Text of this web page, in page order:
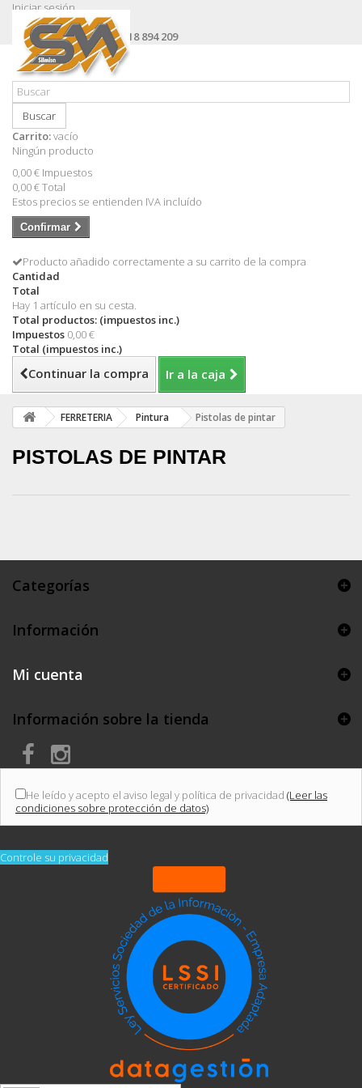
Iniciar sesión
Contacte con nosotros
Llámanos ahora:+34 618 894 209
Buscar
Carrito:vacío
Ningún producto
0,00 € Impuestos
0,00 €Total
Estos precios se entienden IVA incluído
Confirmar
Producto añadido correctamente a su carrito de la compra
Cantidad
Total
Hay 1 artículo en su cesta.
Total productos: (impuestos inc.)
Impuestos 0,00 €
Total (impuestos inc.)
Continuar la compra Ir a la caja
FERRETERIA Pintura Pistolas de pintar
PISTOLAS DE PINTAR
Categorías
Información
Mi cuenta
Información sobre la tienda
He leído y acepto el aviso legal y política de privacidad (Leer las
condiciones sobre protección de datos)
Controle su privacidad